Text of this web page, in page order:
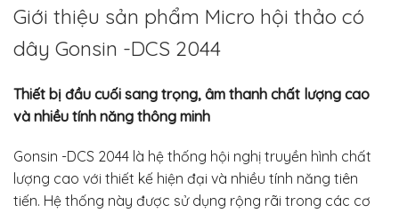
Giới thiệu sản phẩm Micro hội thảo có
dây Gonsin -DCS 2044
Thiết bị đầu cuối sang trọng, âm thanh chất lượng cao
và nhiều tính năng thông minh
Gonsin -DCS 2044 là hệ thống hội nghị truyền hình chất
lượng cao với thiết kế hiện đại và nhiều tính năng tiên
tiến. Hệ thống này được sử dụng rộng rãi trong các cơ